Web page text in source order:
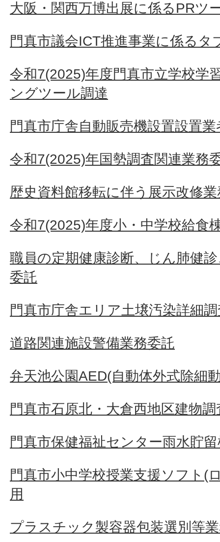
大阪・関西万博出展に係るPRツ
門真市議会ICT推進事業に係るタ
令和7(2025)年度門真市立学校学
ングツール調達
門真市庁舎自動販売機設置設置
令和7(2025)年国勢調査関連業務
歴史資料館移転に伴う展示改修
令和7(2025)年度小・中学校給食
職員の定期健康診断、じん肺健
委託
門真市庁舎エリア土壌汚染詳細
道路関連施設警備業務委託
弁天池公園AED(自動体外式除細
門真市石原北・大倉西地区建物
門真市保健福祉センター雨水貯
門真市小中学校授業支援ソフト(
用
プラスチック製容器包装選別等